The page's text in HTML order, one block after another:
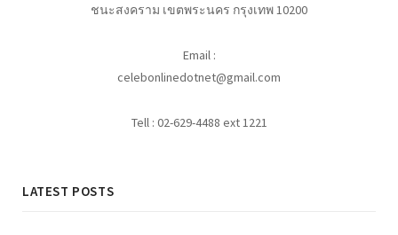
ชนะสงคราม เขตพระนคร กรุงเทพ 10200
Email :
celebonlinedotnet@gmail.com
Tell : 02-629-4488 ext 1221
LATEST POSTS